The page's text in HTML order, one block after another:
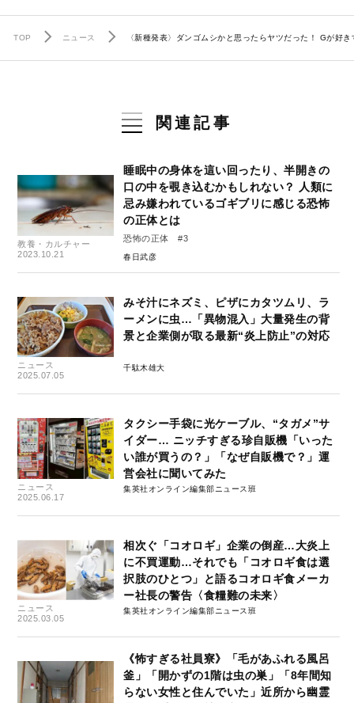
TOP ニュース 〈新種発表〉ダンゴムシかと思ったらヤツだった！ Gが
関連記事
教養・カルチャー
2023.10.21
睡眠中の身体を這い回ったり、半開きの
口の中を覗き込むかもしれない？ 人類に
忌み嫌われているゴギブリに感じる恐怖
の正体とは
恐怖の正体 #3
春日武彦
ニュース
2025.07.05
みそ汁にネズミ、ピザにカタツムリ、ラ
ーメンに虫…「異物混入」大量発生の背
景と企業側が取る最新“炎上防止”の対応
千駄木雄大
ニュース
2025.06.17
タクシー手袋に光ケーブル、“タガメ”サ
イダー… ニッチすぎる珍自販機「いった
い誰が買うの？」「なぜ自販機で？」運
営会社に聞いてみた
集英社オンライン編集部ニュース班
ニュース
2025.03.05
相次ぐ「コオロギ」企業の倒産…大炎上
に不買運動…それでも「コオロギ食は選
択肢のひとつ」と語るコオロギ食メーカ
ー社長の警告〈食糧難の未来〉
集英社オンライン編集部ニュース班
《怖すぎる社員寮》「毛があふれる風呂
釜」「開かずの1階は虫の巣」「8年間知
らない女性と住んでいた」近所から幽霊